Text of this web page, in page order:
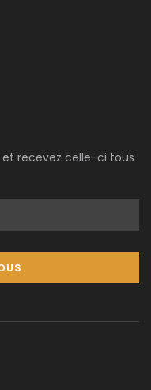
recevez celle-ci tous